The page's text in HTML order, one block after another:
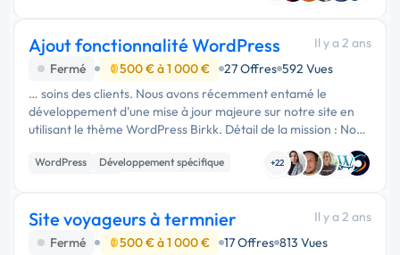
Ajout fonctionnalité WordPress
Il y a 2 ans
Fermé
500 € à 1 000 € 27 Offres 592 Vues
… soins des clients. Nous avons récemment entamé le
développement d'une mise à jour majeure sur notre site en
utilisant le thème WordPress Birkk. Détail de la mission : Nous
souhaitons intégrer une nouvelle fonctionnalité permettant
aux …
WordPress
Développement spécifique
+22
Site voyageurs à termnier
Il y a 2 ans
Fermé
500 € à 1 000 € 17 Offres 813 Vues